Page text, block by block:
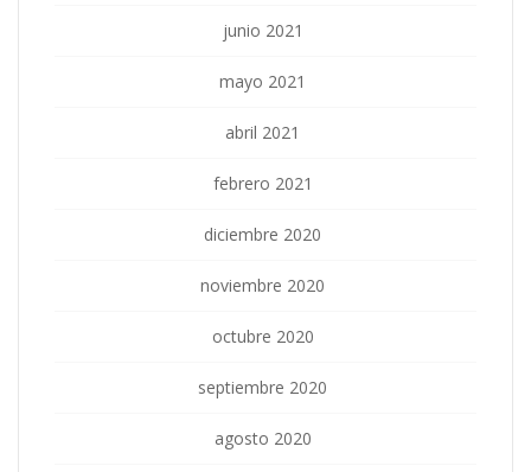
junio 2021
mayo 2021
abril 2021
febrero 2021
diciembre 2020
noviembre 2020
octubre 2020
septiembre 2020
agosto 2020